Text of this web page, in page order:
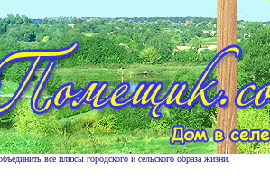
все плюсы городского и сельского образа жизни.